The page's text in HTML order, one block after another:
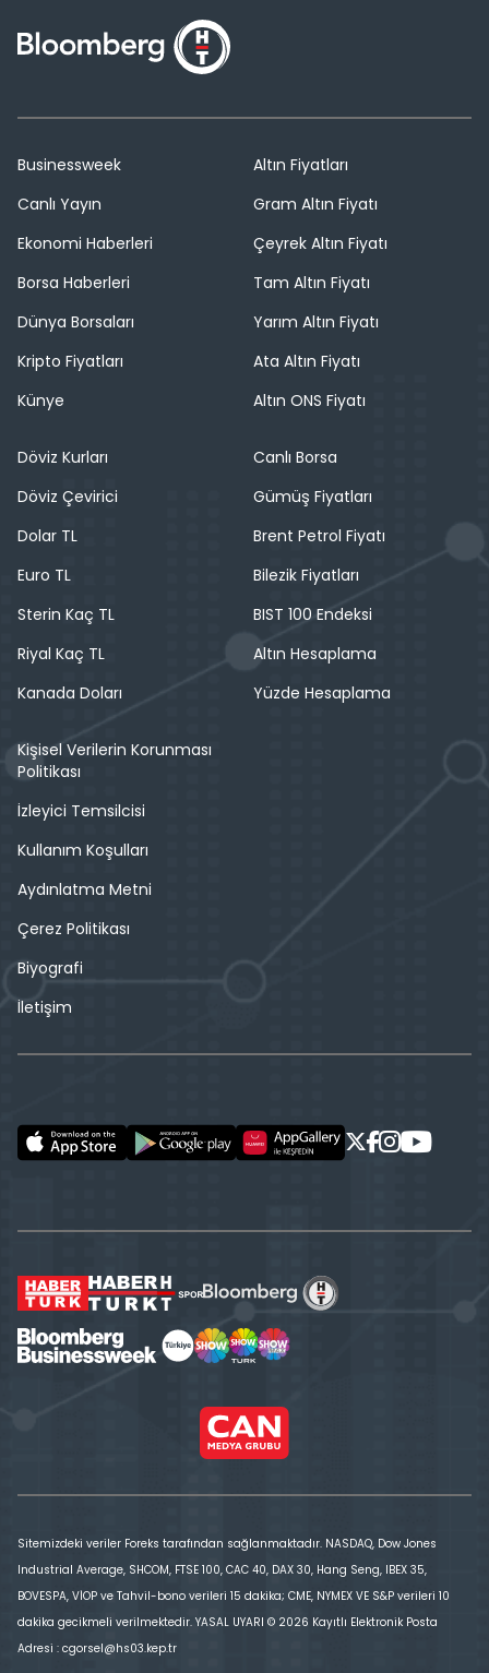
Businessweek
Canlı Yayın
Ekonomi Haberleri
Borsa Haberleri
Dünya Borsaları
Kripto Fiyatları
Künye
Altın Fiyatları
Gram Altın Fiyatı
Çeyrek Altın Fiyatı
Tam Altın Fiyatı
Yarım Altın Fiyatı
Ata Altın Fiyatı
Altın ONS Fiyatı
Döviz Kurları
Döviz Çevirici
Dolar TL
Euro TL
Sterin Kaç TL
Riyal Kaç TL
Kanada Doları
Canlı Borsa
Gümüş Fiyatları
Brent Petrol Fiyatı
Bilezik Fiyatları
BIST 100 Endeksi
Altın Hesaplama
Yüzde Hesaplama
Kişisel Verilerin Korunması
Politikası
İzleyici Temsilcisi
Kullanım Koşulları
Aydınlatma Metni
Çerez Politikası
Biyografi
İletişim
Sitemizdeki veriler Foreks tarafından sağlanmaktadır. NASDAQ, Dow Jones
Industrial Average, SHCOM, FTSE 100, CAC 40, DAX 30, Hang Seng, IBEX 35,
BOVESPA, VİOP ve Tahvil-bono verileri 15 dakika; CME, NYMEX VE S&P verileri 10
dakika gecikmeli verilmektedir. YASAL UYARI © 2026 Kayıtlı Elektronik Posta
Adresi : cgorsel@hs03.kep.tr